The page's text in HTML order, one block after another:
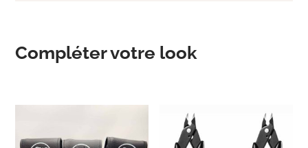
Compléter votre look